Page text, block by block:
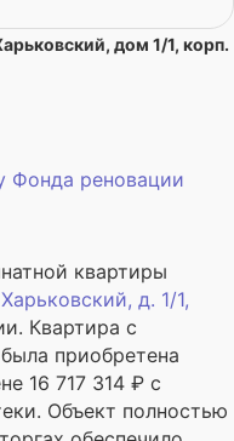
дом 1/1, корп.
Фонда реновации
квартиры
д. 1/1,
Квартира с
приобретена
16 717 314 ₽ с
Объект полностью